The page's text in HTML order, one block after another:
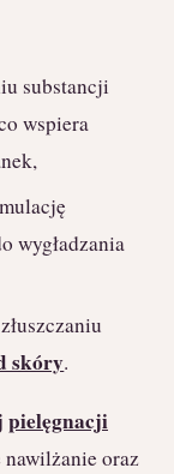
substancji
wspiera
wygładzania
skóry.
pielęgnacji
oraz